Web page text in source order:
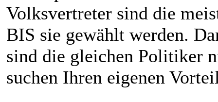
Volksvertreter sind die
BIS sie gewählt werden.
sind die gleichen Politiker
suchen Ihren eigenen